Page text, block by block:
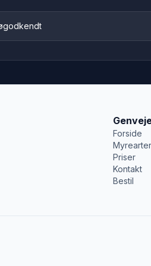
Forside
Myrearter
Priser
Kontakt
Bestil